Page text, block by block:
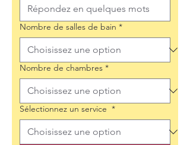
Nombre de salles de bain *
Nombre de chambres *
Sélectionnez un service *